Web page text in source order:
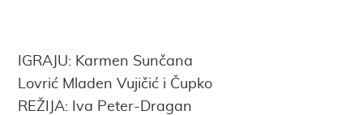
IGRAJU: Karmen Sunčana
Lovrić Mladen Vujičić i Čupko
REŽIJA: Iva Peter-Dragan